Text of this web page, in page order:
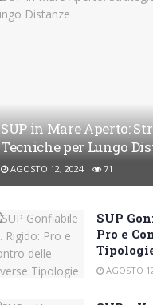
SUP in Mare Aperto:
Tecniche per Lungo
AGOSTO 12, 2024 71
SUP
Pro e
AGOSTO